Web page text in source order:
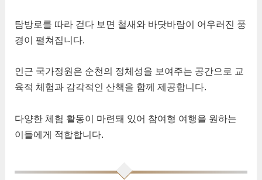
탐방로를 따라 걷다 보면 철새와 바닷바람이 어우러진 풍
경이 펼쳐집니다.
인근 국가정원은 순천의 정체성을 보여주는 공간으로 교
육적 체험과 감각적인 산책을 함께 제공합니다.
다양한 체험 활동이 마련돼 있어 참여형 여행을 원하는
이들에게 적합합니다.